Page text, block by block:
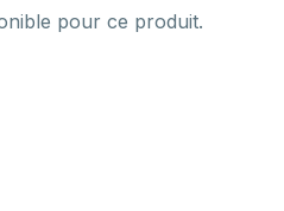
pour ce produit.